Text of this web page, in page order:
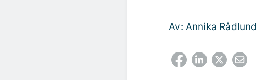
Av: Annika Rådlund